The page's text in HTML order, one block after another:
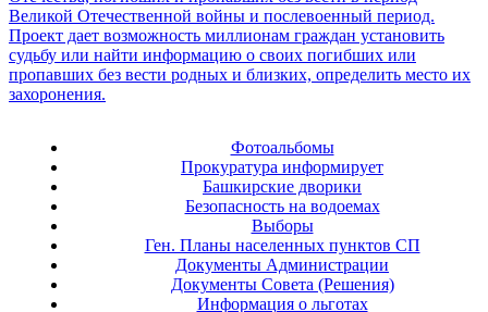
Фотоальбомы
Прокуратура информирует
Башкирские дворики
Безопасность на водоемах
Выборы
Ген. Планы населенных пунктов СП
Документы Администрации
Документы Совета (Решения)
Информация о льготах